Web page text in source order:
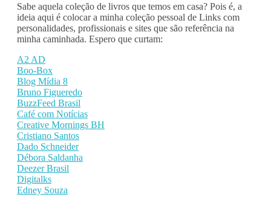
Sabe aquela coleção de livros que temos em casa? Pois é, a
ideia aqui é colocar a minha coleção pessoal de Links com
personalidades, profissionais e sites que são referência na
minha caminhada. Espero que curtam:
A2 AD
Boo-Box
Blog Mídia 8
Bruno Figueredo
BuzzFeed Brasil
Café com Notícias
Creative Mornings BH
Cristiano Santos
Dado Schneider
Débora Saldanha
Deezer Brasil
Digitalks
Edney Souza